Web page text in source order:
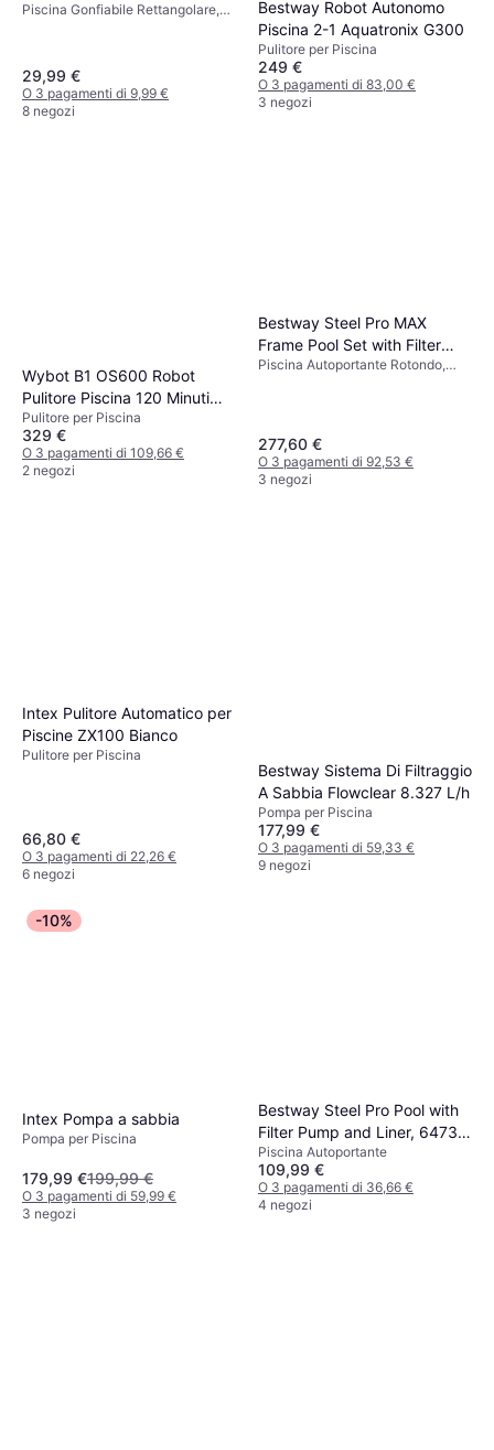
Piscina Gonfiabile Rettangolare,
29,99 €
O 3 pagamenti di 9,99 €
8 negozi
Bestway Robot Autonomo
Piscina 2-1 Aquatronix G300
Pulitore per Piscina
249 €
O 3 pagamenti di 83,00 €
3 negozi
Wybot B1 OS600 Robot
Pulitore Piscina 120 Minuti
180 m
Pulitore per Piscina
329 €
O 3 pagamenti di 109,66 €
2 negozi
Bestway Steel Pro MAX
Frame Pool Set with Filter
Pump Ø3.66x1m
Piscina Autoportante Rotondo,
277,60 €
O 3 pagamenti di 92,53 €
3 negozi
Intex Pulitore Automatico per
Piscine ZX100 Bianco
Pulitore per Piscina
66,80 €
O 3 pagamenti di 22,26 €
6 negozi
Bestway Sistema Di Filtraggio
A Sabbia Flowclear 8.327 L/h
Pompa per Piscina
177,99 €
O 3 pagamenti di 59,33 €
9 negozi
-10%
Intex Pompa a sabbia
Pompa per Piscina
179,99 €199,99 €
O 3 pagamenti di 59,99 €
3 negozi
Bestway Steel Pro Pool with
Filter Pump and Liner, 6473
liters, white, 366 x 76 cm
Piscina Autoportante
109,99 €
O 3 pagamenti di 36,66 €
4 negozi